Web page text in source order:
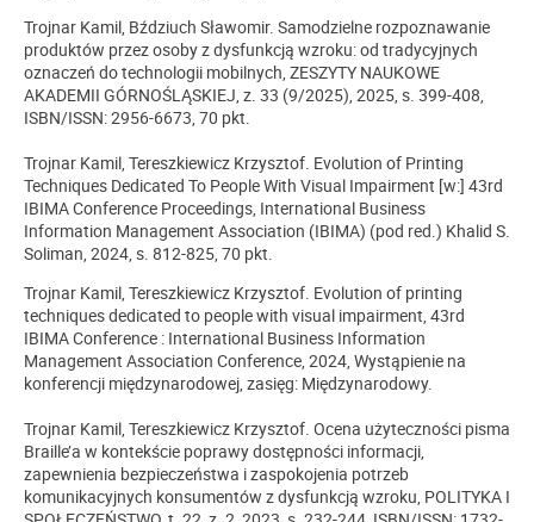
Trojnar Kamil, Bździuch Sławomir. Samodzielne rozpoznawanie
produktów przez osoby z dysfunkcją wzroku: od tradycyjnych
oznaczeń do technologii mobilnych, ZESZYTY NAUKOWE
AKADEMII GÓRNOŚLĄSKIEJ, z. 33 (9/2025), 2025, s. 399-408,
ISBN/ISSN: 2956-6673, 70 pkt.
Trojnar Kamil, Tereszkiewicz Krzysztof. Evolution of Printing
Techniques Dedicated To People With Visual Impairment [w:] 43rd
IBIMA Conference Proceedings, International Business
Information Management Association (IBIMA) (pod red.) Khalid S.
Soliman, 2024, s. 812-825, 70 pkt.
Trojnar Kamil, Tereszkiewicz Krzysztof. Evolution of printing
techniques dedicated to people with visual impairment, 43rd
IBIMA Conference : International Business Information
Management Association Conference, 2024, Wystąpienie na
konferencji międzynarodowej, zasięg: Międzynarodowy.
Trojnar Kamil, Tereszkiewicz Krzysztof. Ocena użyteczności pisma
Braille’a w kontekście poprawy dostępności informacji,
zapewnienia bezpieczeństwa i zaspokojenia potrzeb
komunikacyjnych konsumentów z dysfunkcją wzroku, POLITYKA I